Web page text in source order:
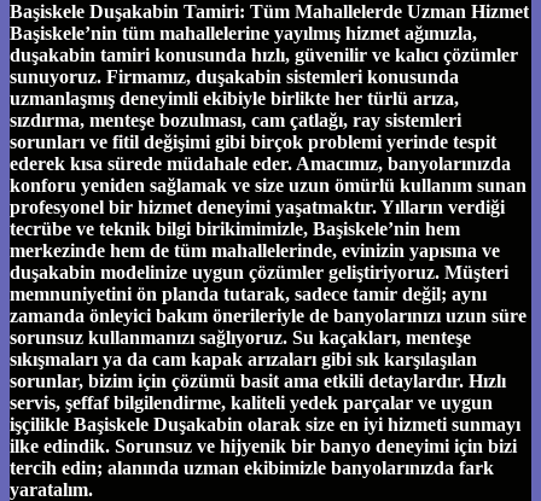
Başiskele Duşakabin Tamiri: Tüm Mahallelerde Uzman Hizmet
Başiskele’nin tüm mahallelerine yayılmış hizmet ağımızla,
duşakabin tamiri konusunda hızlı, güvenilir ve kalıcı çözümler
sunuyoruz. Firmamız, duşakabin sistemleri konusunda
uzmanlaşmış deneyimli ekibiyle birlikte her türlü arıza,
sızdırma, menteşe bozulması, cam çatlağı, ray sistemleri
sorunları ve fitil değişimi gibi birçok problemi yerinde tespit
ederek kısa sürede müdahale eder. Amacımız, banyolarınızda
konforu yeniden sağlamak ve size uzun ömürlü kullanım sunan
profesyonel bir hizmet deneyimi yaşatmaktır. Yılların verdiği
tecrübe ve teknik bilgi birikimimizle, Başiskele’nin hem
merkezinde hem de tüm mahallelerinde, evinizin yapısına ve
duşakabin modelinize uygun çözümler geliştiriyoruz. Müşteri
memnuniyetini ön planda tutarak, sadece tamir değil; aynı
zamanda önleyici bakım önerileriyle de banyolarınızı uzun süre
sorunsuz kullanmanızı sağlıyoruz. Su kaçakları, menteşe
sıkışmaları ya da cam kapak arızaları gibi sık karşılaşılan
sorunlar, bizim için çözümü basit ama etkili detaylardır. Hızlı
servis, şeffaf bilgilendirme, kaliteli yedek parçalar ve uygun
işçilikle Başiskele Duşakabin olarak size en iyi hizmeti sunmayı
ilke edindik. Sorunsuz ve hijyenik bir banyo deneyimi için bizi
tercih edin; alanında uzman ekibimizle banyolarınızda fark
yaratalım.